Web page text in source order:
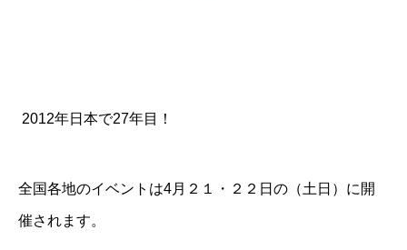
2012年日本で27年目！
全国各地のイベントは4月２１・２２日の（土日）に開
催されます。